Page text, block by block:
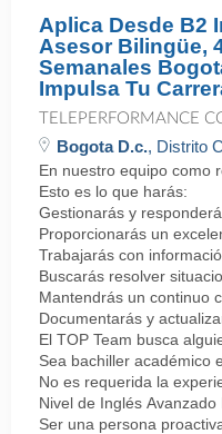
Aplica Desde B2
Asesor Bilingüe,
Semanales
Impulsa Tu
TELEPERFORMANCE
Bogota D.c., Distrito
En nuestro equipo como
Esto es lo que harás:
Gestionarás y
Proporcionarás un
Trabajarás con
Buscarás resolver
Mantendrás un continuo
Documentarás y
El TOP Team busca
Sea bachiller académico
No es requerida la
Nivel de Inglés Avanzado
Ser una persona